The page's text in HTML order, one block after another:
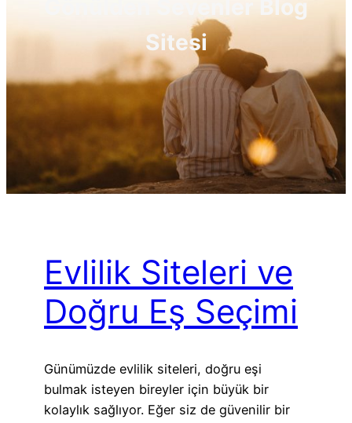
Gönülden Sevenler Blog
Sitesi
Evlilik Siteleri ve
Doğru Eş Seçimi
Günümüzde evlilik siteleri, doğru eşi
bulmak isteyen bireyler için büyük bir
kolaylık sağlıyor. Eğer siz de güvenilir bir